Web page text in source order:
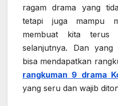
ragam drama yang
tetapi juga mampu
membuat kita terus
selanjutnya. Dan
bisa mendapatkan
rangkuman 9 drama
yang seru dan wajib